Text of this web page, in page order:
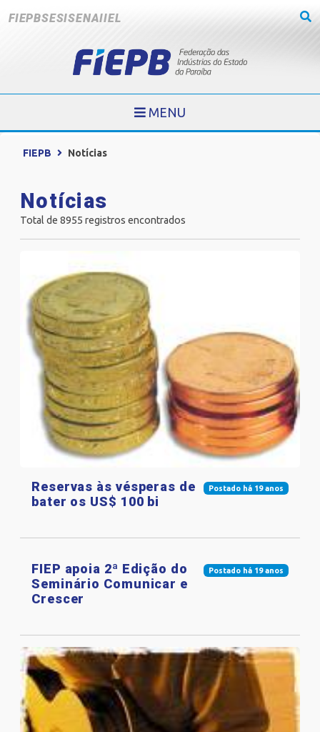
FIEPBSESISENAIIEL
MENU
FIEPB Notícias
Notícias
Total de 8955 registros encontrados
Postado há 19 anos
Reservas às vésperas de
bater os US$ 100 bi
Postado há 19 anos
FIEP apoia 2ª Edição do
Seminário Comunicar e
Crescer